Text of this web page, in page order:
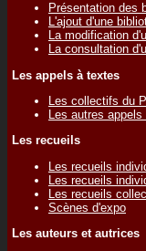
Présentation des
L'ajout d'une
La modification
La consultation
Les appels à textes
Les collectifs du
Les autres
Les recueils
Les recueils
Les recueils
Les recueils
Scènes d'expo
Les auteurs et autrices